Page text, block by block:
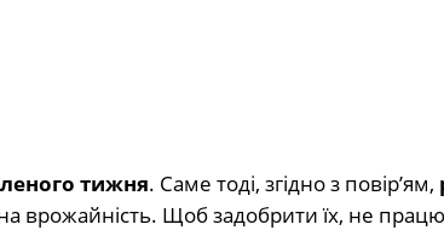
тижня. Саме тоді, згідно з повір’ям,
врожайність. Щоб задобрити їх, не